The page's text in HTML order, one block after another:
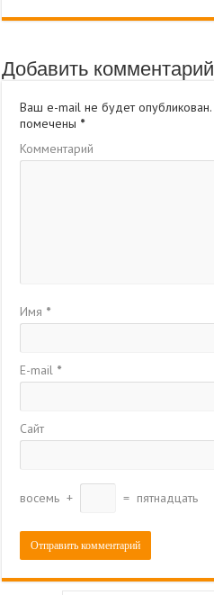
Добавить комментарий
Ваш e-mail не будет опубликован.
помечены *
Комментарий
Имя *
E-mail *
Сайт
восемь + = пятнадцать